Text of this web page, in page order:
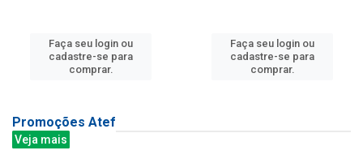
Faça seu login ou
cadastre-se para
comprar.
Faça seu login ou
cadastre-se para
comprar.
Promoções Atef
Veja mais